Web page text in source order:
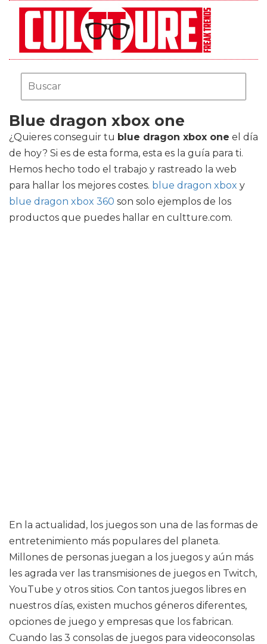
Blue dragon xbox one
¿Quieres conseguir tu blue dragon xbox one el día
de hoy? Si es de esta forma, esta es la guía para ti.
Hemos hecho todo el trabajo y rastreado la web
para hallar los mejores costes. blue dragon xbox y
blue dragon xbox 360 son solo ejemplos de los
productos que puedes hallar en cultture.com.
En la actualidad, los juegos son una de las formas de
entretenimiento más populares del planeta.
Millones de personas juegan a los juegos y aún más
les agrada ver las transmisiones de juegos en Twitch,
YouTube y otros sitios. Con tantos juegos libres en
nuestros días, existen muchos géneros diferentes,
opciones de juego y empresas que los fabrican.
Cuando las 3 consolas de juegos para videoconsolas